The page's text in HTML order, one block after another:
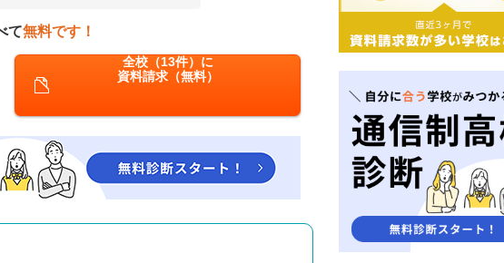
て無料です！
全校（13件）に
資料請求（無料）